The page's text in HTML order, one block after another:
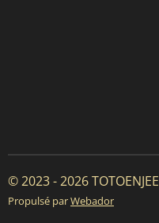
© 2023 - 2026
Propulsé parWebador